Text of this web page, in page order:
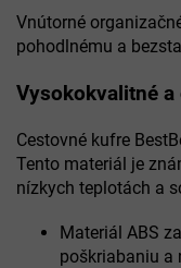
Vnútorné
pohodlnému a
Vysokokvalitné
Cestovné kufre
Tento materiál je
nízkych teplotách a
Materiál ABS
poškriabaniu a